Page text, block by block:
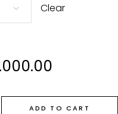
Clear
ADD TO CART